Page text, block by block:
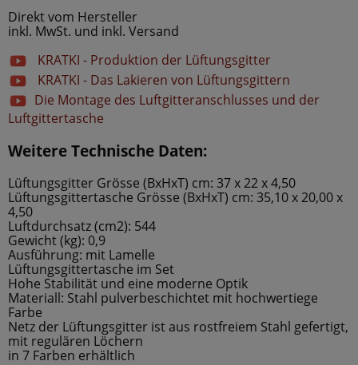
Direkt vom Hersteller
inkl. MwSt. und inkl. Versand
KRATKI - Produktion der Lüftungsgitter
KRATKI - Das Lakieren von Lüftungsgittern
Die Montage des Luftgitteranschlusses und der
Luftgittertasche
Weitere Technische Daten:
Lüftungsgitter Grösse (BxHxT) cm: 37 x 22 x 4,50
Lüftungsgittertasche Grösse (BxHxT) cm: 35,10 x 20,00 x
4,50
Luftdurchsatz (cm2): 544
Gewicht (kg): 0,9
Ausführung: mit Lamelle
Lüftungsgittertasche im Set
Hohe Stabilität und eine moderne Optik
Materiall: Stahl pulverbeschichtet mit hochwertiege
Farbe
Netz der Lüftungsgitter ist aus rostfreiem Stahl gefertigt,
mit regulären Löchern
in 7 Farben erhältlich